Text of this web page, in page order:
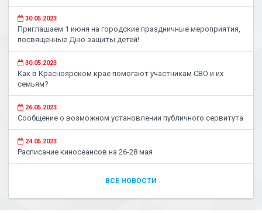
30.05.2023
Приглашаем 1 июня на городские праздничные мероприятия,
посвященные Дню защиты детей!
30.05.2023
Как в Красноярском крае помогают участникам СВО и их
семьям?
26.05.2023
Сообщение о возможном установлении публичного сервитута
24.05.2023
Расписание киносеансов на 26-28 мая
ВСЕ НОВОСТИ